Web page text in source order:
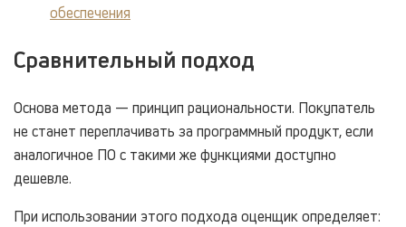
обеспечения
Сравнительный подход
Основа метода — принцип рациональности. Покупатель
не станет переплачивать за программный продукт, если
аналогичное ПО с такими же функциями доступно
дешевле.
При использовании этого подхода оценщик определяет: